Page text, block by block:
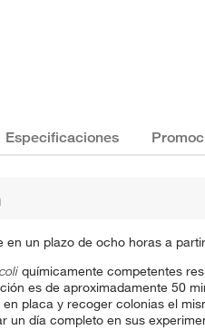
Especificaciones
en un plazo de ocho horas a
químicamente competentes
es de aproximadamente 50
placa y recoger colonias el
un día completo en sus